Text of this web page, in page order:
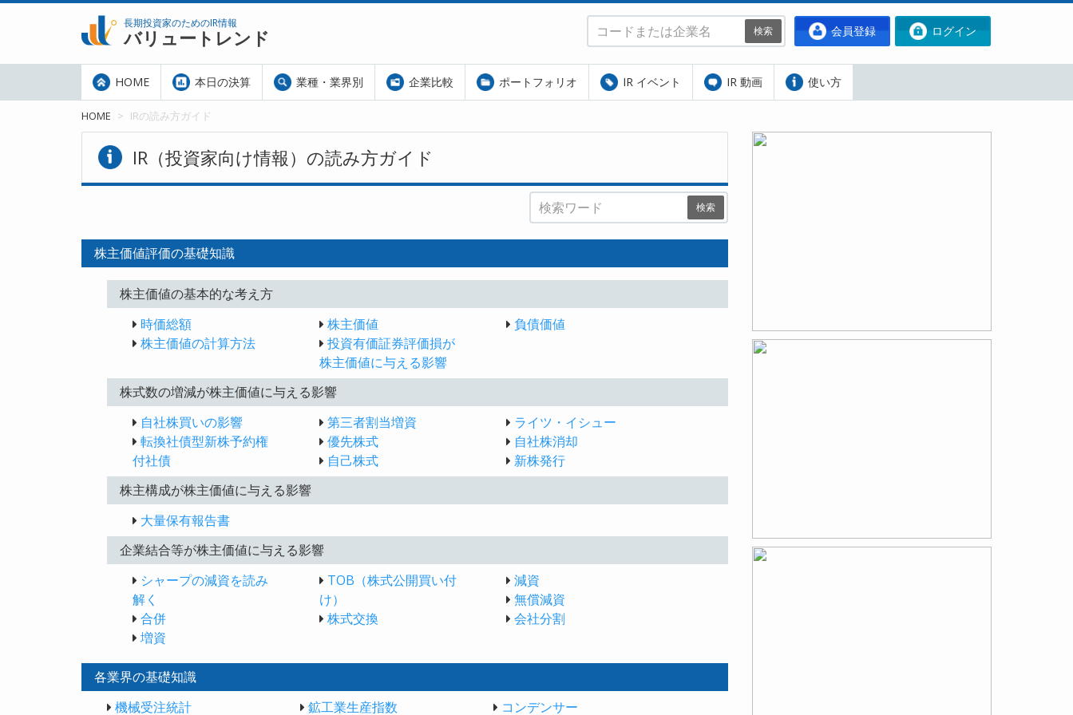
長期投資家のためのIR情報
バリュートレンド 会員登録 ログイン
検索
HOME 本日の決算 業種・業界別 企業比較 ポートフォリオ IR イベント IR 動画 使い方
HOME IRの読み方ガイド
IR（投資家向け情報）の読み方ガイド
検索
株主価値評価の基礎知識
株主価値の基本的な考え方
時価総額
株主価値
負債価値
株主価値の計算方法
投資有価証券評価損が
株主価値に与える影響
株式数の増減が株主価値に与える影響
自社株買いの影響
第三者割当増資
ライツ・イシュー
転換社債型新株予約権
付社債
優先株式
自社株消却
自己株式
新株発行
株主構成が株主価値に与える影響
大量保有報告書
企業結合等が株主価値に与える影響
シャープの減資を読み
解く
TOB（株式公開買い付
け）
減資
無償減資
合併
株式交換
会社分割
増資
各業界の基礎知識
機械受注統計
鉱工業生産指数 コンデンサー